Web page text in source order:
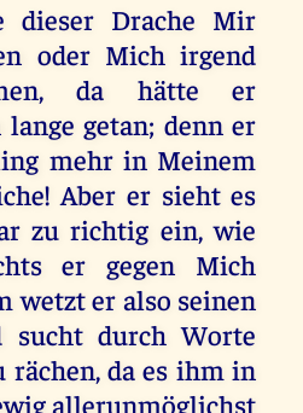
dieser Drache Mir
oder Mich irgend
da hätte er
lange getan; denn er
mehr in Meinem
Aber er sieht es
zu richtig ein, wie
er gegen Mich
wetzt er also seinen
sucht durch Worte
rächen, da es ihm in
allerunmöglichst